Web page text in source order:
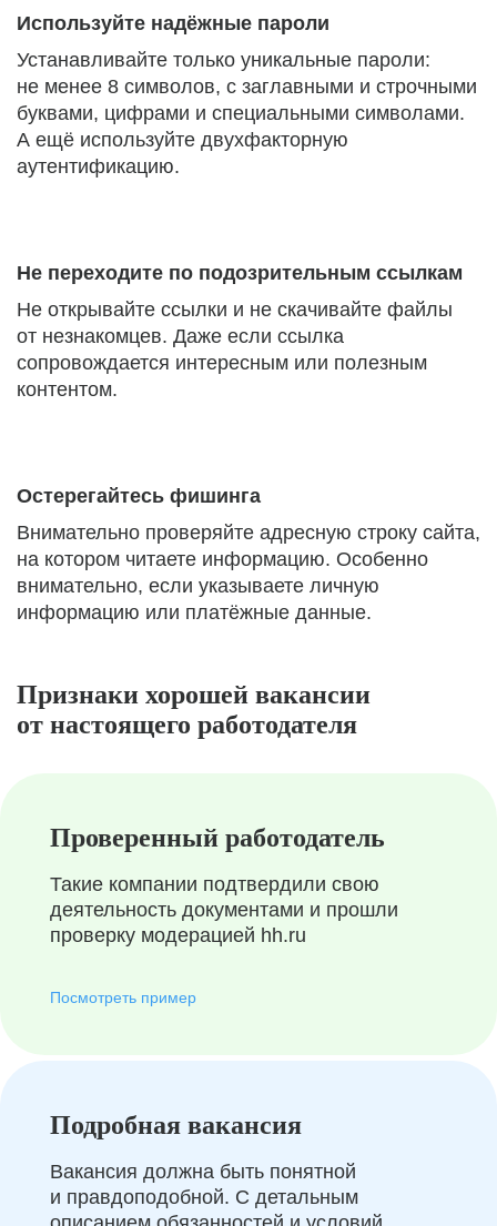
Используйте надёжные пароли
Устанавливайте только уникальные пароли:
не менее 8 символов, с заглавными и строчными
буквами, цифрами и специальными символами.
А ещё используйте двухфакторную
аутентификацию.
Не переходите по подозрительным ссылкам
Не открывайте ссылки и не скачивайте файлы
от незнакомцев. Даже если ссылка
сопровождается интересным или полезным
контентом.
Остерегайтесь фишинга
Внимательно проверяйте адресную строку сайта,
на котором читаете информацию. Особенно
внимательно, если указываете личную
информацию или платёжные данные.
Признаки хорошей вакансии
от настоящего работодателя
Проверенный работодатель
Такие компании подтвердили свою
деятельность документами и прошли
проверку модерацией hh.ru
Посмотреть пример
Подробная вакансия
Вакансия должна быть понятной
и правдоподобной. С детальным